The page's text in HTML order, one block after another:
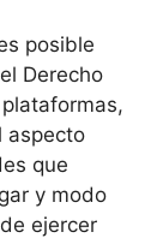
posible
Derecho
aspecto
que
y modo
ejercer